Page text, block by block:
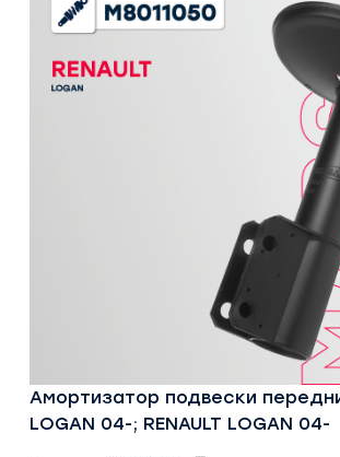
Амортизатор подвески
LOGAN 04-; RENAULT LOGAN 04-